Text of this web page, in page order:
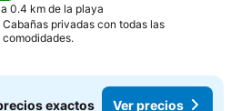
a 0.4 km de la playa
Cabañas privadas con todas las
comodidades.
exactos Ver precios